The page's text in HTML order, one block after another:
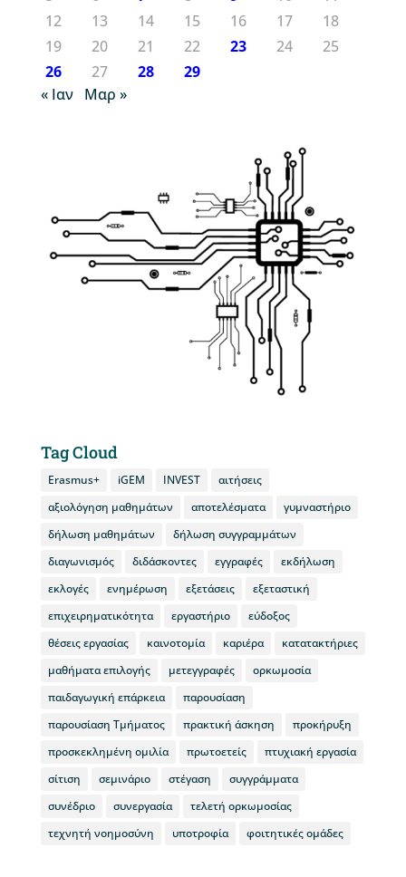
12
13 14 15 16 17
18
19
20 21 22 23 24
25
26
27 28
29
« Ιαν
Μαρ »
Tag Cloud
Erasmus+ iGEM INVEST
αιτήσεις
αξιολόγηση μαθημάτων
αποτελέσματα
γυμναστήριο
δήλωση μαθημάτων
δήλωση συγγραμμάτων
διαγωνισμός
διδάσκοντες εγγραφές
εκδήλωση
εκλογές
ενημέρωση εξετάσεις
εξεταστική
επιχειρηματικότητα
εργαστήριο
εύδοξος
θέσεις εργασίας
καινοτομία καριέρα
κατατακτήριες
μαθήματα επιλογής
μετεγγραφές
ορκωμοσία
παιδαγωγική επάρκεια
παρουσίαση
παρουσίαση Τμήματος
πρακτική άσκηση
προκήρυξη
προσκεκλημένη ομιλία
πρωτοετείς
πτυχιακή εργασία
σίτιση
σεμινάριο στέγαση
συγγράμματα
συνέδριο
συνεργασία
τελετή ορκωμοσίας
τεχνητή νοημοσύνη
υποτροφία φοιτητικές ομάδες